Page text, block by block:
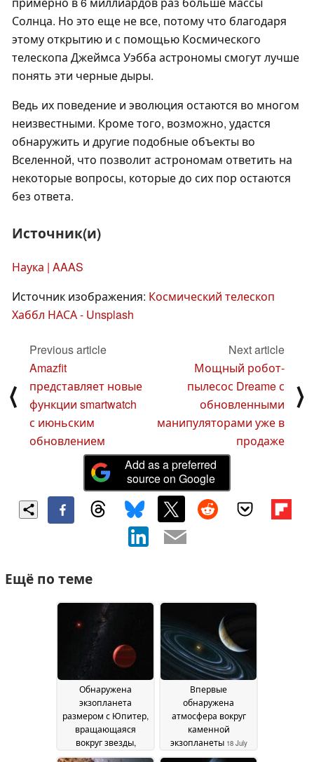
Солнца. Но это еще не все, потому что благодаря
этому открытию и с помощью Космического
телескопа Джеймса Уэбба астрономы смогут лучше
понять эти черные дыры.
Ведь их поведение и эволюция остаются во многом
неизвестными. Кроме того, возможно, удастся
обнаружить и другие подобные объекты во
Вселенной, что позволит астрономам ответить на
некоторые вопросы, которые до сих пор остаются
без ответа.
Источник(и)
Наука | AAAS
Источник изображения: Космический телескоп
Хаббл НАСА - Unsplash
⟨
Previous article
Amazfit
представляет новые
функции smartwatch
с июньским
обновлением
Next article
Мощный робот-
пылесос Dreame с
обновленными
манипуляторами уже в
продаже
⟩
Add as a preferred
source on Google
Ещё по теме
Обнаружена
экзопланета
размером с Юпитер,
вращающаяся
вокруг звезды,
подобной Солнцу20
Впервые
обнаружена
атмосфера вокруг
каменной
экзопланеты 18 July
2026